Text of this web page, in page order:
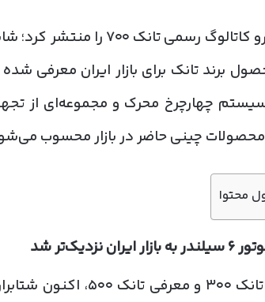
شتابران خودرو کاتالوگ
سیستم چهارچرخ محرک و مجموعه‌ای از
چینی حاضر در بازار محسوب
محتوا
۶سیلندر به بازار ایران نزدیک‌تر شد
پس از عرضه تانک ۳۰۰ و